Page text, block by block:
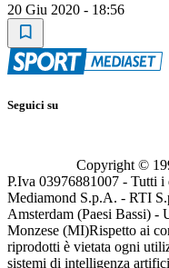
20 Giu 2020 - 18:56
Seguici su
Copyright ©
P.Iva 03976881007 - Tutti
Mediamond S.p.A. - RTI
Amsterdam (Paesi Bassi)
Monzese (MI)Rispetto ai
riprodotti è vietata ogni
sistemi di intelligenza